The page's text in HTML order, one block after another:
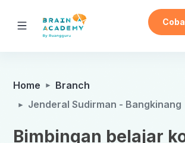
Home
Branch
Jenderal Sudirman - Bangkinang
Bimbingan belajar